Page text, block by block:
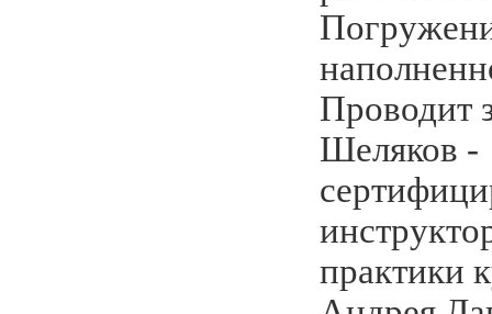
Проводит
Шеляков -
практики